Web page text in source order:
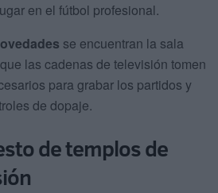
en el fútbol profesional.
se encuentran la sala
las cadenas de televisión tomen
para grabar los partidos y
de dopaje.
de templos de